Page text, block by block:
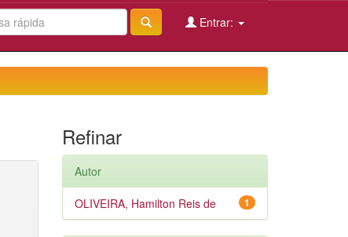
Entrar:
Refinar
Autor
1
OLIVEIRA, Hamilton Reis de